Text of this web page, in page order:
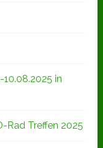
in
Rad Treffen 2025